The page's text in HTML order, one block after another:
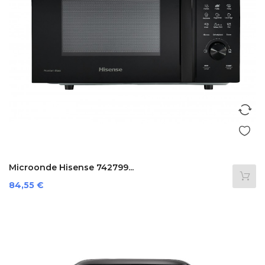
Microonde Hisense 742799...
Prezzo
84,55 €